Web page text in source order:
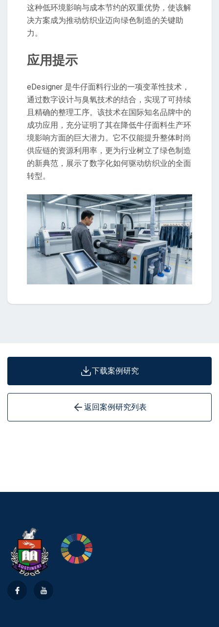
这种低环境影响与成本节约的双重优势，使该解
决方案成为推动纺织业迈向绿色制造的关键助
力。
应用提示
eDesigner 是牛仔面料行业的一项变革性技术，
通过数字设计与臭氧技术的结合，实现了可持续
且精确的整理工序。该技术在国际知名品牌中的
成功应用，充分证明了其在降低牛仔面料生产环
境影响方面的巨大潜力。它不仅能提升整体时尚
供应链的资源利用率，更为行业树立了绿色制造
的新典范，展示了数字化如何驱动纺织业的全面
转型。
返回案例研究列表
下载案例研究